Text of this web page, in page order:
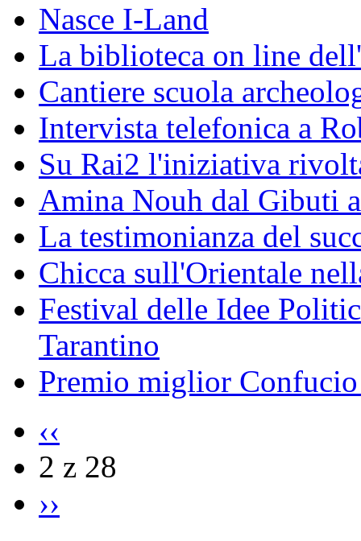
Nasce I-Land
La biblioteca on line
Cantiere scuola
Intervista telefonica a
Su Rai2 l'iniziativa
Amina Nouh dal Gibuti
La testimonianza del
Chicca sull'Orientale
Festival delle Idee
Tarantino
Premio miglior
‹‹
2 z 28
››